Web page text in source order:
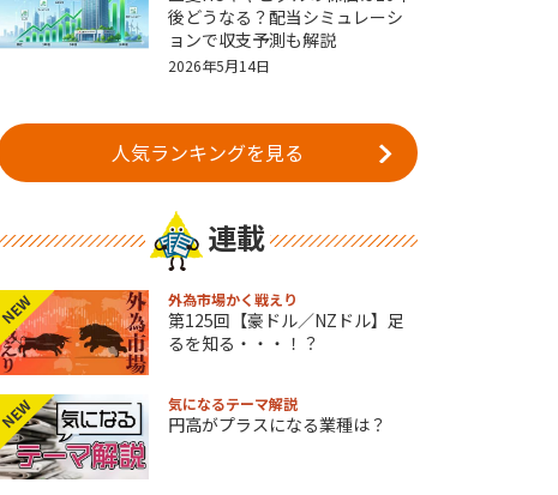
後どうなる？配当シミュレーシ
ョンで収支予測も解説
2026年5月14日
人気ランキングを見る
連載
NEW 外為市場かく戦えり
第125回【豪ドル／NZドル】足
るを知る・・・！？
NEW 気になるテーマ解説
円高がプラスになる業種は？